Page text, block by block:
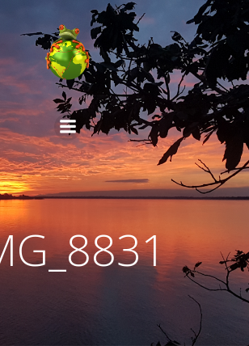
Aller
au
contenu